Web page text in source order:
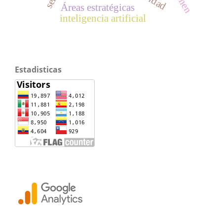
Áreas estratégicas
inteligencia artificial
Estadisticas